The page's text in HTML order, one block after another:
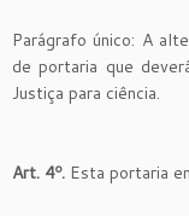
Parágrafo único: A
de portaria que
Justiça para ciência.
Art. 4º. Esta portaria